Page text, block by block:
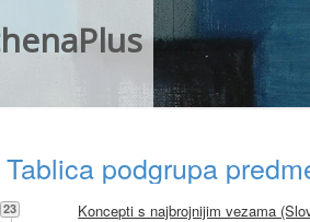
Tablica podgrupa
23
Koncepti s najbrojnijim vezama